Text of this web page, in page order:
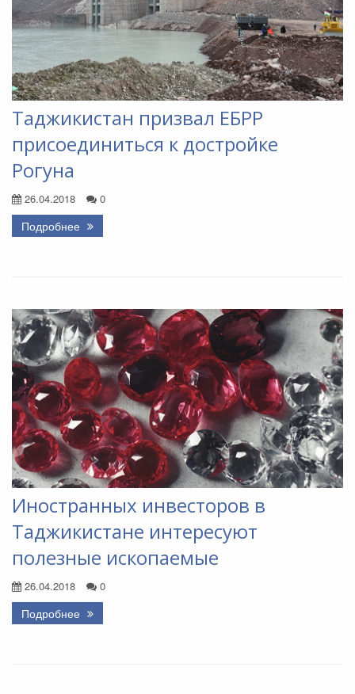
Таджикистан призвал ЕБРР
присоединиться к достройке
Рогуна
26.04.2018 0
Подробнее
Иностранных инвесторов в
Таджикистане интересуют
полезные ископаемые
26.04.2018 0
Подробнее